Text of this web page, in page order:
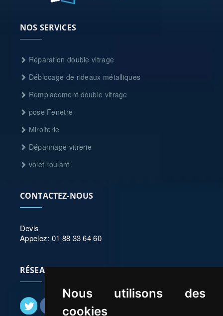
Nous utilisons des
cookies
NOS SERVICES
Réparation double vitrage
Déblocage de rideaux métalliques
Remplacement double vitrage
pose Fenetre
Miroiterie
Dépannage vitrerie
volet roulant
CONTACTEZ-NOUS
Devis
Appelez: 01 88 33 64 60
RÉSEAUX SOCIAUX